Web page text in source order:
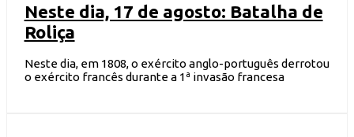
Neste dia, 17 de agosto: Batalha de
Roliça
Neste dia, em 1808, o exército anglo-português derrotou
o exército francês durante a 1ª invasão francesa